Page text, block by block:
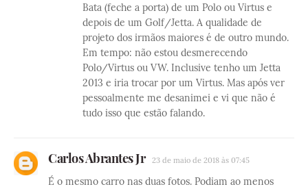
Bata (feche a porta) de um Polo ou Virtus e
depois de um Golf/Jetta. A qualidade de
projeto dos irmãos maiores é de outro mundo.
Em tempo: não estou desmerecendo
Polo/Virtus ou VW. Inclusive tenho um Jetta
2013 e iria trocar por um Virtus. Mas após ver
pessoalmente me desanimei e vi que não é
tudo isso que estão falando.
Carlos Abrantes Jr 23 de maio de 2018 às 07:45
É o mesmo carro nas duas fotos. Podiam ao menos